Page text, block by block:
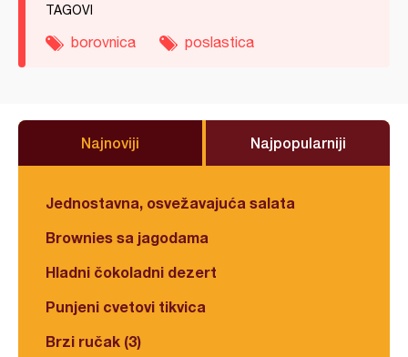
TAGOVI
borovnica poslastica
Najnoviji Najpopularniji
Jednostavna, osvežavajuća salata
Brownies sa jagodama
Hladni čokoladni dezert
Punjeni cvetovi tikvica
Brzi ručak (3)